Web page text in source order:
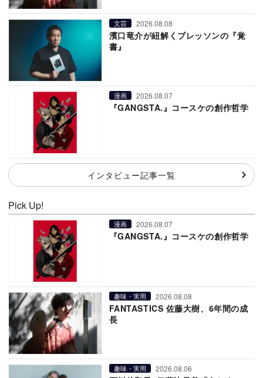
文芸 2026.08.08
濱口竜介が紐解くブレッソンの『覚
書』
漫画 2026.08.07
『GANGSTA.』コースケの創作哲学
インタビュー記事一覧
Pick Up!
漫画 2026.08.07
『GANGSTA.』コースケの創作哲学
趣味・実用 2026.08.08
FANTASTICS 佐藤大樹、6年間の成
長
趣味・実用 2026.08.06